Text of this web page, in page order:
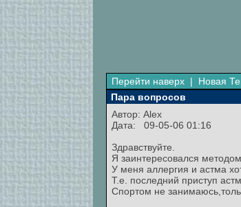
Перейти наверх | Новая
Пара вопросов
Автор: Alex
Дата: 09-05-06 01:16
Здравствуйте.
Я заинтересовался
У меня аллергия и астма
Т.е. последний приступ
Спортом не